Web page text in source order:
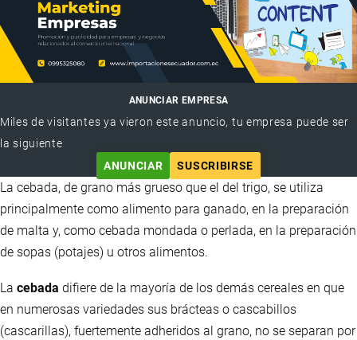
ANUNCIAR EMPRESA
Miles de visitantes ya vieron este anuncio, tu empresa puede ser
la siguiente
ANUNCIAR
SUSCRIBIRSE
La cebada, de grano más grueso que el del trigo, se utiliza
principalmente como alimento para ganado, en la preparación
de malta y, como cebada mondada o perlada, en la preparación
de sopas (potajes) u otros alimentos.
La cebada difiere de la mayoría de los demás cereales en que
en numerosas variedades sus brácteas o cascabillos
(cascarillas), fuertemente adheridos al grano, no se separan por